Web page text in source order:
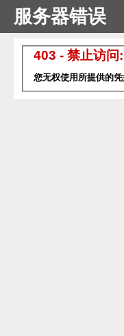
服务器错误
403 - 禁止访问:
您无权使用所提供的凭